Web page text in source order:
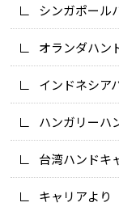
シンガポール
オランダハン
インドネシア
ハンガリーハ
台湾ハンドキ
キャリアより